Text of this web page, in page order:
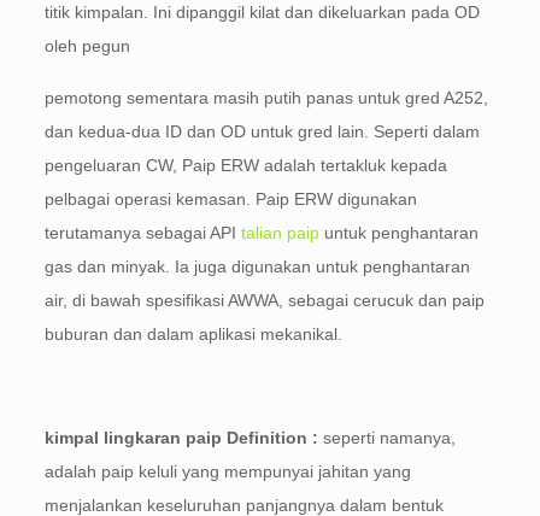
titik kimpalan. Ini dipanggil kilat dan dikeluarkan pada OD
oleh pegun
pemotong sementara masih putih panas untuk gred A252,
dan kedua-dua ID dan OD untuk gred lain. Seperti dalam
pengeluaran CW, Paip ERW adalah tertakluk kepada
pelbagai operasi kemasan. Paip ERW digunakan
terutamanya sebagai API talian paipuntuk penghantaran
gas dan minyak. Ia juga digunakan untuk penghantaran
air, di bawah spesifikasi AWWA, sebagai cerucuk dan paip
buburan dan dalam aplikasi mekanikal.
kimpal lingkaran paip Definition : seperti namanya,
adalah paip keluli yang mempunyai jahitan yang
menjalankan keseluruhan panjangnya dalam bentuk